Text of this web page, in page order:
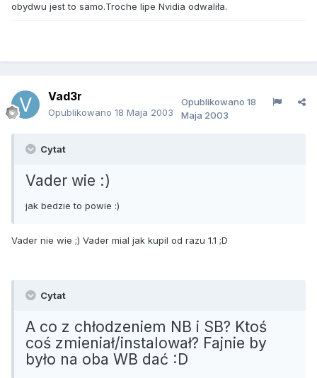
obydwu jest to samo.Troche lipe Nvidia odwaliła.
Vad3r
Opublikowano 18 Maja 2003
Opublikowano 18
Maja 2003
Cytat
Vader wie :)
jak bedzie to powie :)
Vader nie wie ;) Vader mial jak kupil od razu 1.1 ;D
Cytat
A co z chłodzeniem NB i SB? Ktoś
coś zmieniał/instalował? Fajnie by
było na oba WB dać :D